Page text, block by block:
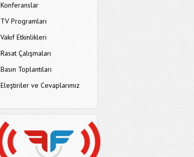
Konferanslar
TV Programları
Vakıf Etkinlikleri
Rasat Çalışmaları
Basın Toplantıları
Eleştiriler ve Cevaplarımız